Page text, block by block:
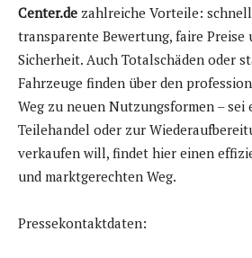
Center.de zahlreiche Vorteile:
transparente Bewertung, faire Preise
Sicherheit. Auch Totalschäden oder
Fahrzeuge finden über den
Weg zu neuen Nutzungsformen – sei
Teilehandel oder zur
verkaufen will, findet hier einen
und marktgerechten Weg.
Pressekontaktdaten: